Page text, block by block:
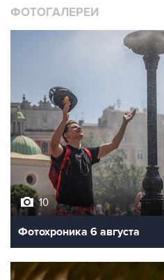
Фотохроника 6 августа